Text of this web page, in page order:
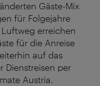
Gäste-Mix
für Folgejahre
erreichen
für die Anreise
auf das
Dienstreisen per
Austria.